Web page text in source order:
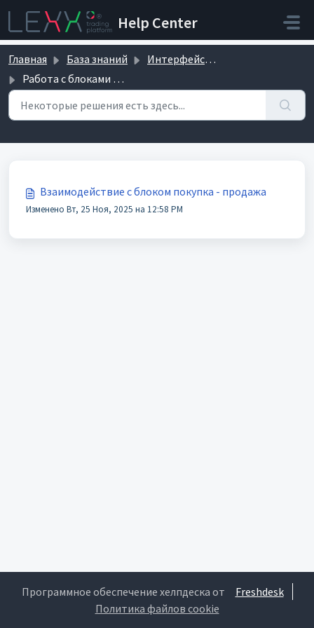
Help Center
Главная База знаний
Интерфейс платформы
Работа с блоками платформы
Работа с блоками платформы (1)
Взаимодействие с блоком покупка - продажа
Изменено Вт, 25 Ноя, 2025 на 12:58 PM
Программное обеспечение хелпдеска от
Freshdesk
Политика файлов cookie